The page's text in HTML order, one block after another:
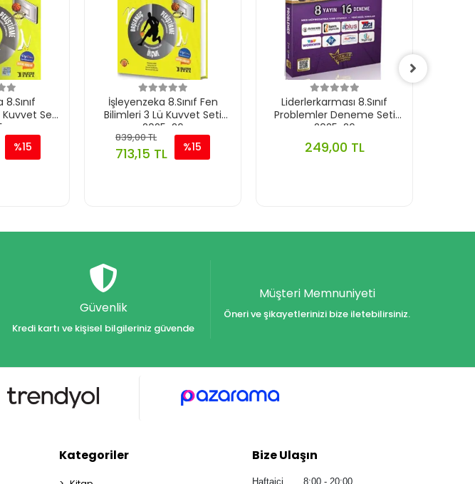
Seti
%15
İşleyenzeka 8.Sınıf Fen
Bilimleri 3 Lü Kuvvet Seti
2025-26
839,00 TL
713,15 TL %15
Liderlerkarması 8.Sınıf
Problemler Deneme Seti
2025-26
249,00 TL
Güvenlik
Kredi kartı ve kişisel bilgileriniz güvende
Müşteri Memnuniyeti
Öneri ve şikayetlerinizi bize iletebilirsiniz.
Kategoriler Bize Ulaşın
Haftaiçi 8:00 - 20:00